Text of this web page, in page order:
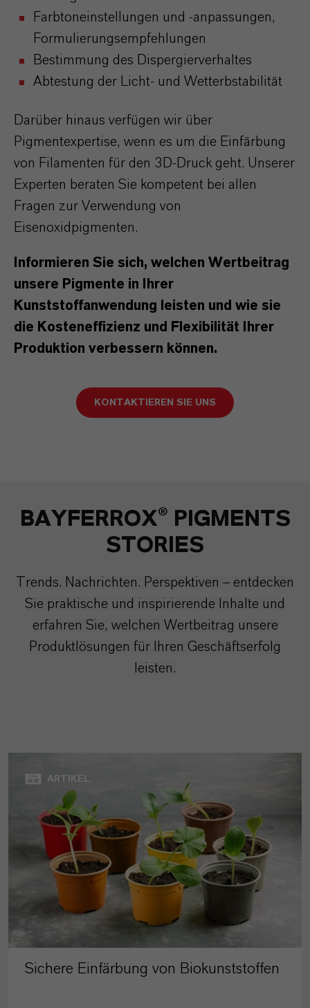
Farbtoneinstellungen und -anpassungen,
Formulierungsempfehlungen
Bestimmung des Dispergierverhaltes
Abtestung der Licht- und Wetterbstabilität
Darüber hinaus verfügen wir über
Pigmentexpertise, wenn es um die Einfärbung
von Filamenten für den 3D-Druck geht. Unserer
Experten beraten Sie kompetent bei allen
Fragen zur Verwendung von
Eisenoxidpigmenten.
Informieren Sie sich, welchen Wertbeitrag
unsere Pigmente in Ihrer
Kunststoffanwendung leisten und wie sie
die Kosteneffizienz und Flexibilität Ihrer
Produktion verbessern können.
KONTAKTIEREN SIE UNS
BAYFERROX® PIGMENTS
STORIES
Trends. Nachrichten. Perspektiven – entdecken
Sie praktische und inspirierende Inhalte und
erfahren Sie, welchen Wertbeitrag unsere
Produktlösungen für Ihren Geschäftserfolg
leisten.
ARTIKEL
Sichere Einfärbung von Biokunststoffen